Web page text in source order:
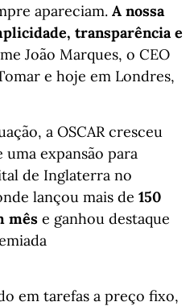
apareciam. A nossa
transparência e
João Marques, o CEO
e hoje em Londres,
a OSCAR cresceu
expansão para
de Inglaterra no
lançou mais de 150
mês e ganhou destaque
em tarefas a preço fixo,